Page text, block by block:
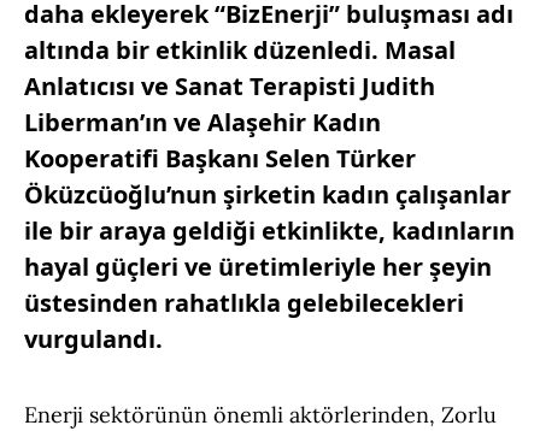
daha ekleyerek “BizEnerji” buluşması adı
altında bir etkinlik düzenledi. Masal
Anlatıcısı ve Sanat Terapisti Judith
Liberman’ın ve Alaşehir Kadın
Kooperatifi Başkanı Selen Türker
Öküzcüoğlu’nun şirketin kadın çalışanlar
ile bir araya geldiği etkinlikte, kadınların
hayal güçleri ve üretimleriyle her şeyin
üstesinden rahatlıkla gelebilecekleri
vurgulandı.
Enerji sektörünün önemli aktörlerinden, Zorlu